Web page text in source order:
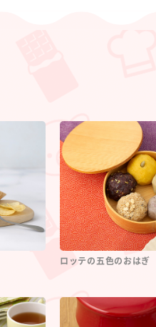
ロッテの五色のおはぎ